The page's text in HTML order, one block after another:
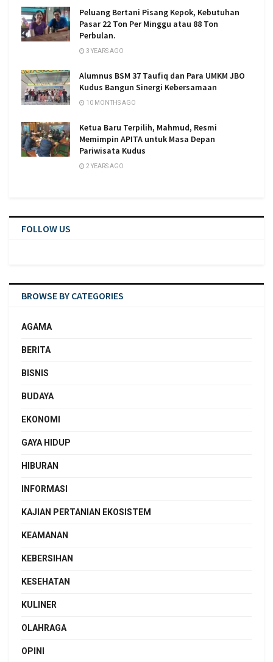
Peluang Bertani Pisang Kepok, Kebutuhan
Pasar 22 Ton Per Minggu atau 88 Ton
Perbulan.
3 YEARS AGO
Alumnus BSM 37 Taufiq dan Para UMKM JBO
Kudus Bangun Sinergi Kebersamaan
10 MONTHS AGO
Ketua Baru Terpilih, Mahmud, Resmi
Memimpin APITA untuk Masa Depan
Pariwisata Kudus
2 YEARS AGO
FOLLOW US
BROWSE BY CATEGORIES
AGAMA
BERITA
BISNIS
BUDAYA
EKONOMI
GAYA HIDUP
HIBURAN
INFORMASI
KAJIAN PERTANIAN EKOSISTEM
KEAMANAN
KEBERSIHAN
KESEHATAN
KULINER
OLAHRAGA
OPINI